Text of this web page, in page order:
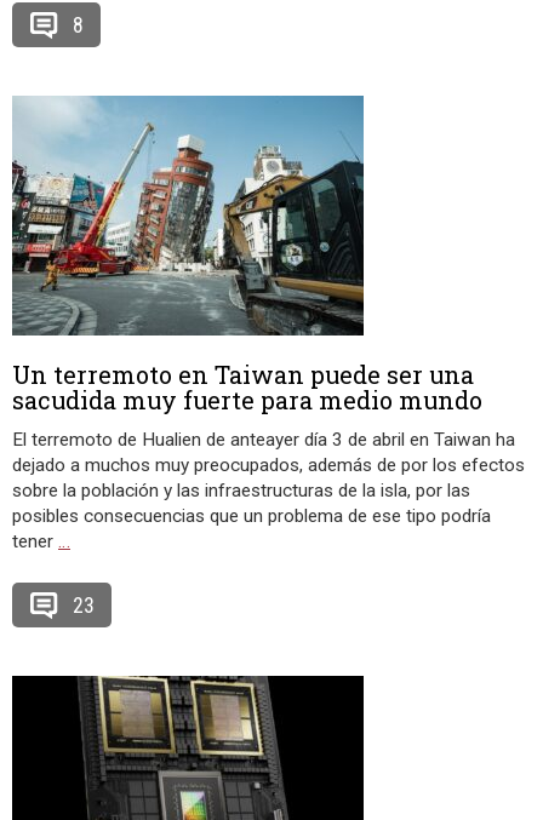
8
Un terremoto en Taiwan puede ser una
sacudida muy fuerte para medio mundo
El terremoto de Hualien de anteayer día 3 de abril en Taiwan ha
dejado a muchos muy preocupados, además de por los efectos
sobre la población y las infraestructuras de la isla, por las
posibles consecuencias que un problema de ese tipo podría
tener …
23